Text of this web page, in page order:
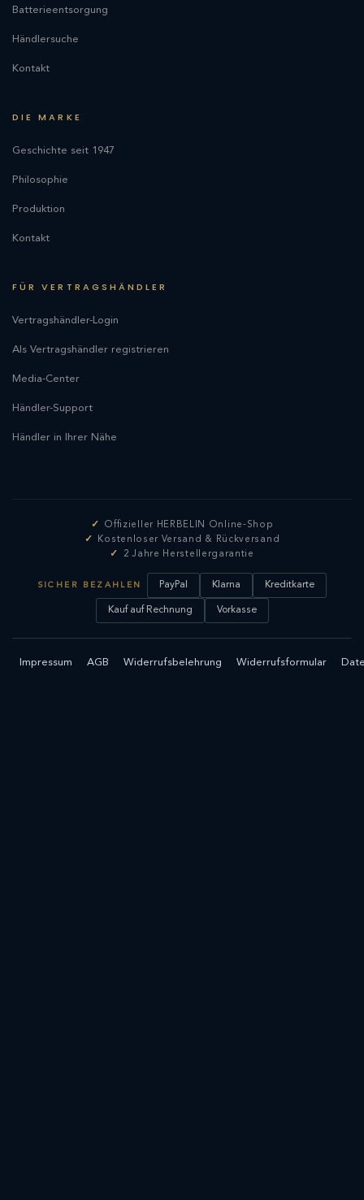
Batterieentsorgung
Händlersuche
Kontakt
DIE MARKE
Geschichte seit 1947
Philosophie
Produktion
Kontakt
FÜR VERTRAGSHÄNDLER
Vertragshändler-Login
Als Vertragshändler registrieren
Media-Center
Händler-Support
Händler in Ihrer Nähe
Offizieller HERBELIN Online-Shop
Kostenloser Versand & Rückversand
2 Jahre Herstellergarantie
SICHER BEZAHLEN PayPal Klarna Kreditkarte
Kauf auf Rechnung Vorkasse
Impressum AGB Widerrufsbelehrung Widerrufsformular